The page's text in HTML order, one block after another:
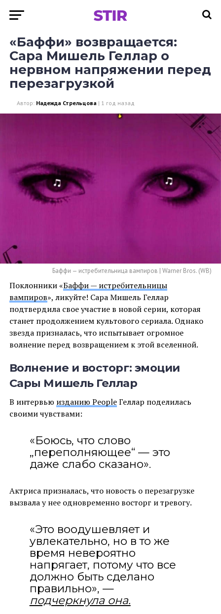
«Баффи» возвращается:
Сара Мишель Геллар о
нервном напряжении перед
перезагрузкой
Автор: Надежда Стрельцова | 1 год назад
Баффи — истребительница вампиров | Warner Bros. (WB)
Поклонники «Баффи — истребительницы
вампиров», ликуйте! Сара Мишель Геллар
подтвердила свое участие в новой серии, которая
станет продолжением культового сериала. Однако
звезда призналась, что испытывает огромное
волнение перед возвращением к этой вселенной.
Волнение и восторг: эмоции
Сары Мишель Геллар
В интервью изданию PeopleГеллар поделилась
своими чувствами:
«Боюсь, что слово
„переполняющее“ — это
даже слабо сказано».
Актриса призналась, что новость о перезагрузке
вызвала у нее одновременно восторг и тревогу.
«Это воодушевляет и
увлекательно, но в то же
время невероятно
напрягает, потому что все
должно быть сделано
правильно», —
подчеркнула она.